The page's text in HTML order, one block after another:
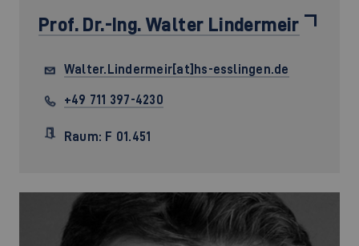
Prof. Dr.-Ing. Walter Lindermeir
Walter.Lindermeir[at]hs-esslingen.de
+49 711 397-4230
Raum: F 01.451